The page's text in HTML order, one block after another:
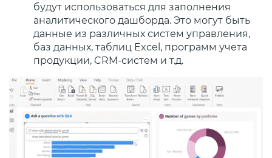
будут использоваться для заполнения
аналитического дашборда. Это могут быть
данные из различных систем управления,
баз данных, таблиц Excel, программ учета
продукции, CRM-систем и т.д.